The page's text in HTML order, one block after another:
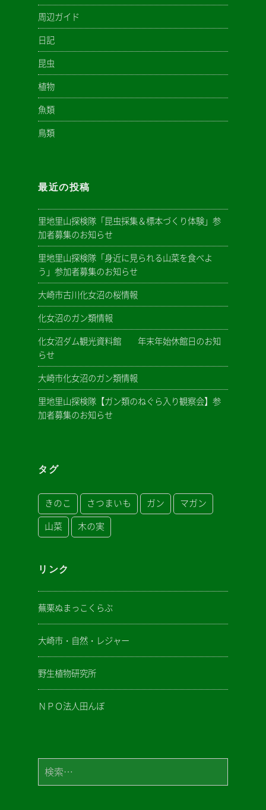
周辺ガイド
日記
昆虫
植物
魚類
鳥類
最近の投稿
里地里山探検隊「昆虫採集＆標本づくり体験」参
加者募集のお知らせ
里地里山探検隊「身近に見られる山菜を食べよ
う」参加者募集のお知らせ
大崎市古川化女沼の桜情報
化女沼のガン類情報
化女沼ダム観光資料館 年末年始休館日のお知
らせ
大崎市化女沼のガン類情報
里地里山探検隊【ガン類のねぐら入り観察会】参
加者募集のお知らせ
タグ
きのこ さつまいも ガン マガン
山菜 木の実
リンク
蕪栗ぬまっこくらぶ
大崎市・自然・レジャー
野生植物研究所
ＮＰＯ法人田んぼ
索: